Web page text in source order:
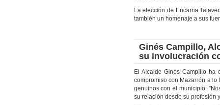
La elección de Encarna
también un homenaje a sus
Ginés Campillo,
su involucración
El Alcalde Ginés Campillo ha
compromiso con Mazarrón a
genuinos con el municipio:
su relación desde su profesión